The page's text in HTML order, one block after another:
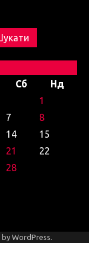
Сб
Нд
1
7
8
14
15
21
22
28
by WordPress.